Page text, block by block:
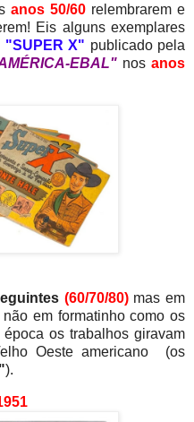
anos 50/60relembrarem e
Eis alguns exemplares
"SUPER X" publicado pela
EBAL" nos anos
(60/70/80) mas em
em formatinho como os
os trabalhos giravam
Oeste americano (os
).